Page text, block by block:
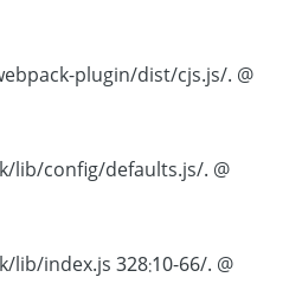
webpack-plugin/dist/cjs.js
lib/config/defaults.js
@ ./node_modules/webpack/lib/index.js 328:10-66